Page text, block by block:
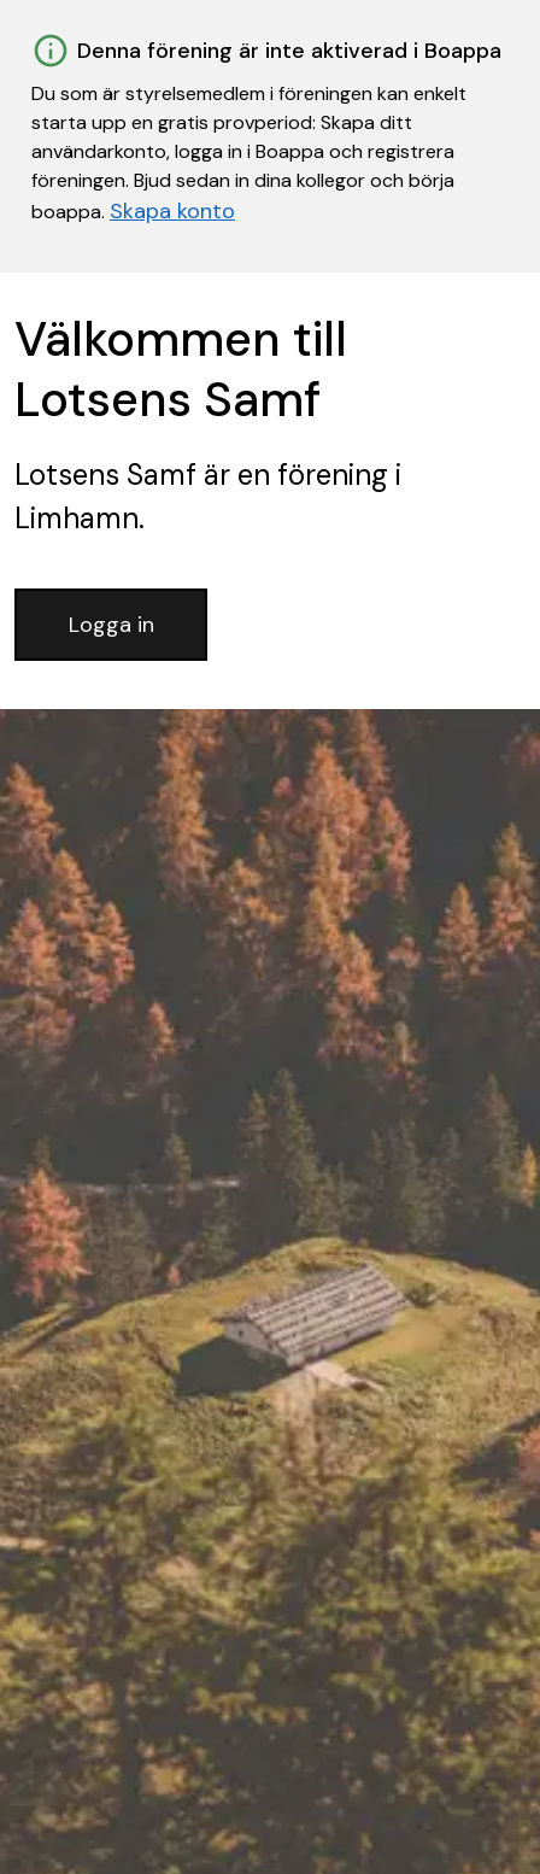
Denna förening är inte aktiverad i Boappa
Du som är styrelsemedlem i föreningen kan enkelt
starta upp en gratis provperiod: Skapa ditt
användarkonto, logga in i Boappa och registrera
föreningen. Bjud sedan in dina kollegor och börja
boappa. Skapa konto
Välkommen till
Lotsens Samf
Lotsens Samf är en förening i
Limhamn.
Logga in